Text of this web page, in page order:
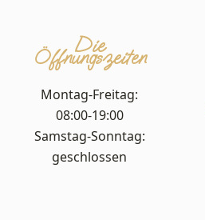
Die
Öffnungszeiten
Montag-Freitag:
08:00-19:00
Samstag-Sonntag:
geschlossen